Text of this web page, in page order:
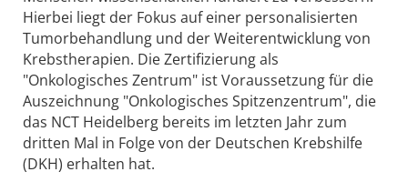
Hierbei liegt der Fokus auf einer personalisierten
Tumorbehandlung und der Weiterentwicklung von
Krebstherapien. Die Zertifizierung als
"Onkologisches Zentrum" ist Voraussetzung für die
Auszeichnung "Onkologisches Spitzenzentrum", die
das NCT Heidelberg bereits im letzten Jahr zum
dritten Mal in Folge von der Deutschen Krebshilfe
(DKH) erhalten hat.